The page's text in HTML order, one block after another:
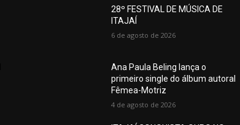
28º FESTIVAL DE MÚSICA DE
ITAJAÍ
6 de agosto de 2026
Ana Paula Beling lança o
primeiro single do álbum autoral
Fêmea-Motriz
4 de agosto de 2026